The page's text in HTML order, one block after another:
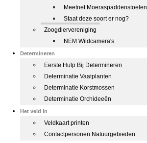
Meetnet Moeraspaddenstoelen
Staat deze soort er nog?
Zoogdiervereniging
NEM Wildcamera's
Determineren
Eerste Hulp Bij Determineren
Determinatie Vaatplanten
Determinatie Korstmossen
Determinatie Orchideeën
Het veld in
Veldkaart printen
Contactpersonen Natuurgebieden